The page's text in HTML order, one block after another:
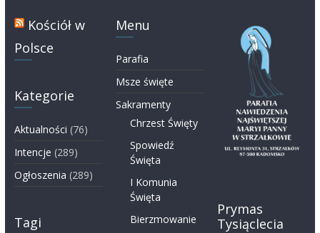
Kościół w
Polsce
Kategorie
Aktualności (76)
Intencje (289)
Ogłoszenia (289)
Tagi
Menu
Parafia
Msze święte
Sakramenty
Chrzest Święty
Spowiedź
Święta
I Komunia
Święta
Bierzmowanie
Prymas
Tysiąclecia